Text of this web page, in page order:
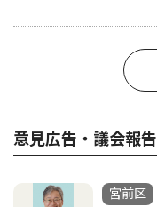
意見広告・議会報告
宮前区